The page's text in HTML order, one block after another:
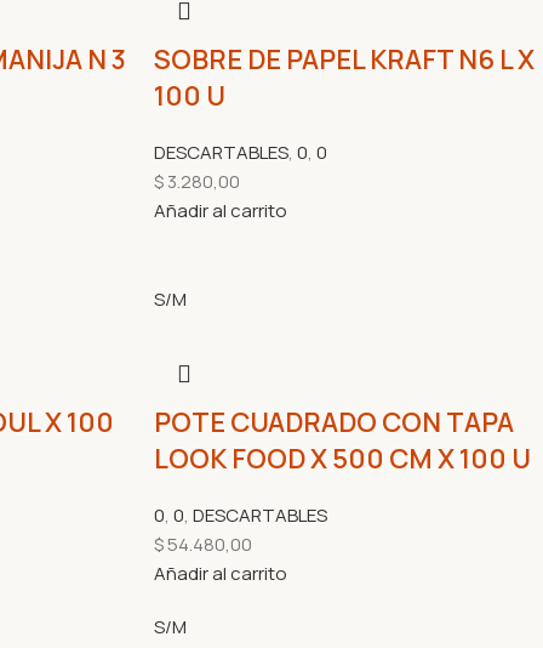
N 3
SOBRE DE PAPEL KRAFT N6 L X
100 U
DESCARTABLES, 0, 0
$3.280,00
Añadir al carrito
X 100
S/M
POTE CUADRADO CON TAPA
LOOK FOOD X 500 CM X 100 U
0, 0, DESCARTABLES
$54.480,00
Añadir al carrito
S/M